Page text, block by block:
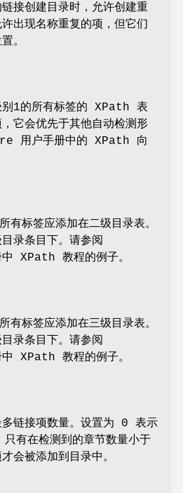
接创建目录时，允许创建重
出现名称重复的项，但它们
。
别1的所有标签的 XPath 表
它会优先于其他自动检测形
用户手册中的 XPath 向
标签应添加在二级目录表。
录条目下。请参阅
XPath 教程的例子。
标签应添加在三级目录表。
录条目下。请参阅
XPath 教程的例子。
多链接项数量。设置为 0 表示
只有在检测到的章节数量小于
会被添加到目录中。